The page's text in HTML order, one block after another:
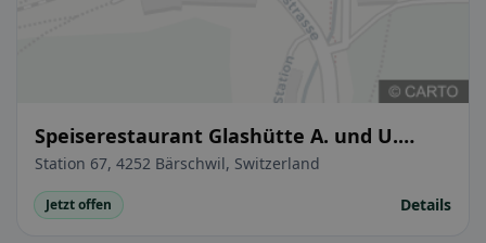
Speiserestaurant Glashütte A. und U.
Hänggi
Station 67, 4252 Bärschwil, Switzerland
Jetzt offen Details